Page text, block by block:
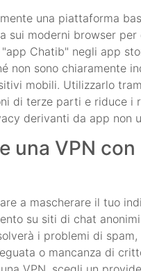
una piattaforma
sui moderni browser
Chatib" negli app
non sono chiaramente
mobili. Utilizzarlo
di terze parti e riduce i
derivanti da app non
una VPN con
a mascherare il tuo
su siti di chat
i problemi di spam,
o mancanza di